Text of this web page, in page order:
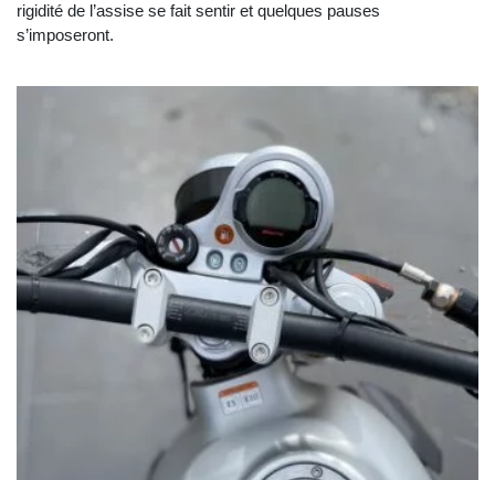
rigidité de l’assise se fait sentir et quelques pauses
s’imposeront.